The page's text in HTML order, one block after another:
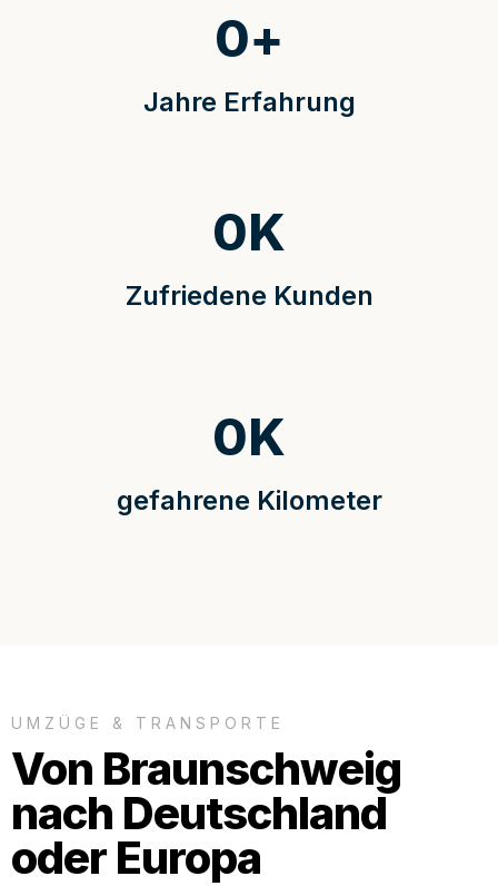
Jahre Erfahrung
0+
Zufriedene Kunden
0K
gefahrene Kilometer
0K
UMZÜGE & TRANSPORTE
Von Braunschweig
nach Deutschland
oder Europa